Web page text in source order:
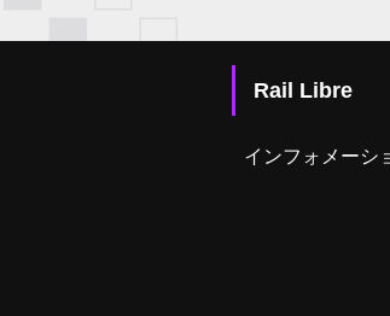
Rail Libre
インフォメーシ